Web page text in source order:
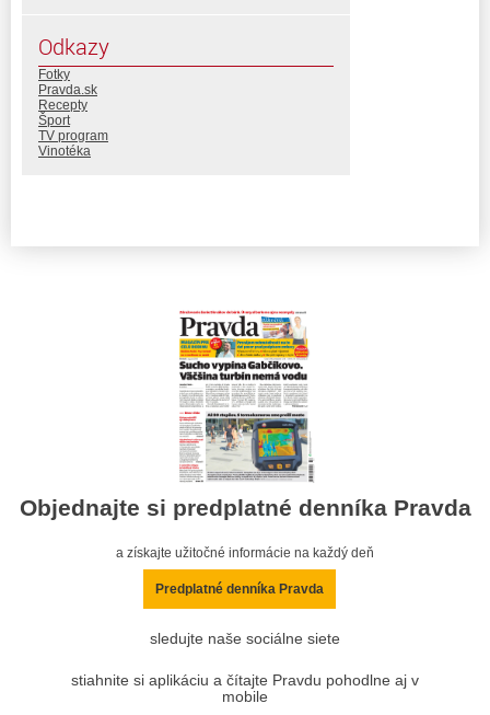
Odkazy
Fotky
Pravda.sk
Recepty
Šport
TV program
Vinotéka
Objednajte si predplatné denníka Pravda
a získajte užitočné informácie na každý deň
Predplatné denníka Pravda
sledujte naše sociálne siete
stiahnite si aplikáciu a čítajte Pravdu pohodlne aj v
mobile